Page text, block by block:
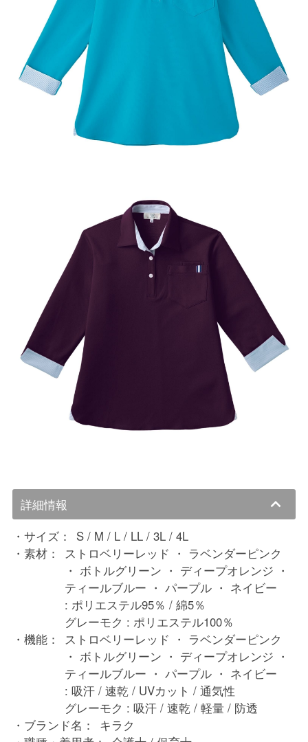
詳細情報
サイズ：
S / M / L / LL / 3L / 4L
素材：
ストロベリーレッド ・ ラベンダーピンク
・ ボトルグリーン ・ ディープオレンジ ・
ティールブルー ・ パープル ・ ネイビー
: ポリエステル95％ / 綿5％
グレーモク : ポリエステル100％
機能：
ストロベリーレッド ・ ラベンダーピンク
・ ボトルグリーン ・ ディープオレンジ ・
ティールブルー ・ パープル ・ ネイビー
: 吸汗 / 速乾 / UVカット / 通気性
グレーモク : 吸汗 / 速乾 / 軽量 / 防透
ブランド名：
キラク